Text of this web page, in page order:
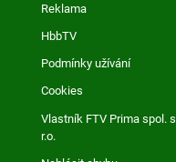
Reklama
HbbTV
Podmínky užívání
Cookies
Vlastník FTV Prima spol. s
r.o.